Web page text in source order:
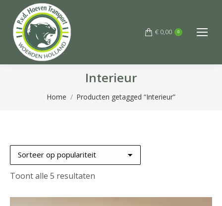
€ 0,00 0
Interieur
Je bent hier:
Home Producten getagged “Interieur”
Toont alle 5 resultaten
populariteit